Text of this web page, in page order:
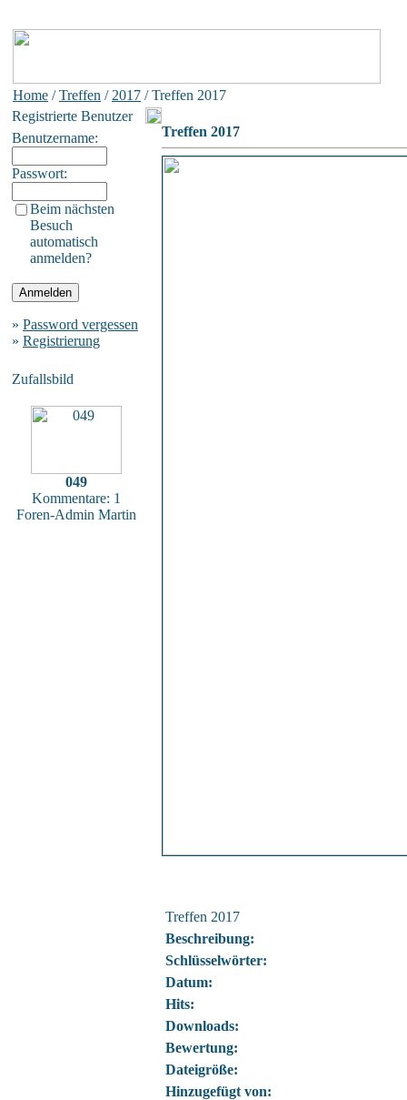
Home /Treffen / 2017 / Treffen 2017
Registrierte Benutzer
Benutzername:
Passwort:
Beim nächsten
Besuch
automatisch
anmelden?
» Password vergessen
» Registrierung
Zufallsbild
049
Kommentare: 1
Foren-Admin Martin
Treffen 2017
Treffen 2017
Beschreibung:
Schlüsselwörter:
Datum:
Hits:
Downloads:
Bewertung:
Dateigröße:
Hinzugefügt von: